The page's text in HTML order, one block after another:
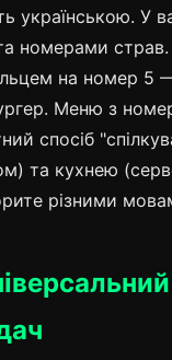
українською. У
номерами
на номер 5
Меню з
спосіб
та кухнею
різними